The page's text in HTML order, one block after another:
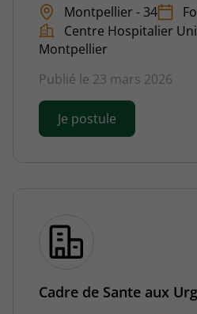
Montpellier - 34
Centre Hospitalier
Montpellier
Publié le 23 mars 2026
Je postule
Cadre de Sante aux